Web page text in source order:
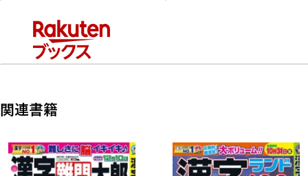
好評連載！
ナイスキャッチ♪
関連書籍